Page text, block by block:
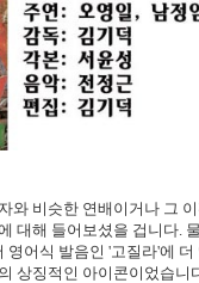
와 비슷한 연배이거나 그
대해 들어보셨을 겁니다.
영어식 발음인 '고질라'에
상징적인 아이콘이었습니